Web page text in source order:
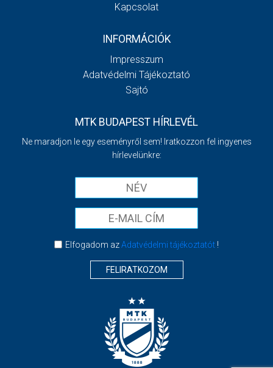
Kapcsolat
INFORMÁCIÓK
Impresszum
Adatvédelmi Tájékoztató
Sajtó
MTK BUDAPEST HÍRLEVÉL
Ne maradjon le egy eseményről sem! Iratkozzon fel ingyenes
hírlevelünkre:
Elfogadom azAdatvédelmi tájékoztatót!
FELIRATKOZOM